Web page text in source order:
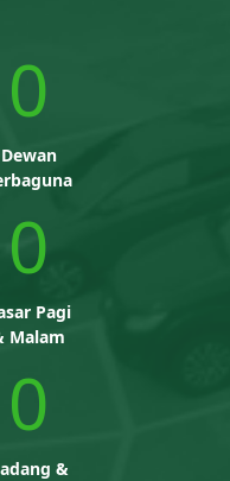
0
Dewan
0
Pagi
Malam
0
&